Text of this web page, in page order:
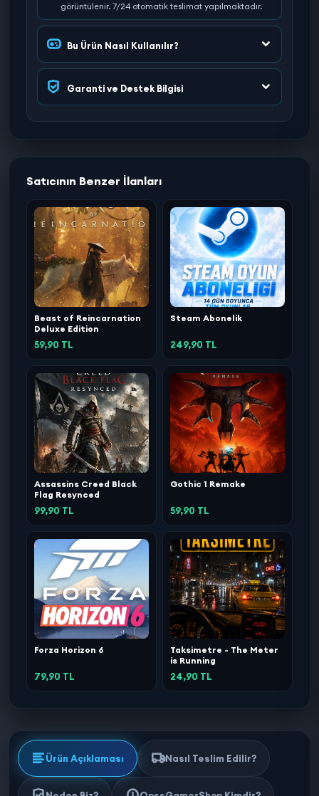
görüntülenir. 7/24 otomatik teslimat yapılmaktadır.
Bu Ürün Nasıl Kullanılır?
Garanti ve Destek Bilgisi
Satıcının Benzer İlanları
Beast of Reincarnation
Deluxe Edition
59,90 TL
Steam Abonelik
249,90 TL
Assassins Creed Black
Flag Resynced
99,90 TL
Gothic 1 Remake
59,90 TL
Forza Horizon 6
79,90 TL
Taksimetre - The Meter
is Running
24,90 TL
Ürün Açıklaması Nasıl Teslim Edilir?